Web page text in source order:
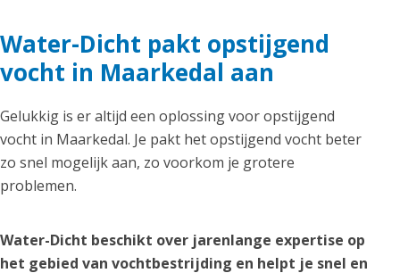
Water-Dicht pakt opstijgend
vocht in Maarkedal aan
Gelukkig is er altijd een oplossing voor opstijgend
vocht in Maarkedal. Je pakt het opstijgend vocht beter
zo snel mogelijk aan, zo voorkom je grotere
problemen.
Water-Dicht beschikt over jarenlange expertise op
het gebied van vochtbestrijding en helpt je snel en